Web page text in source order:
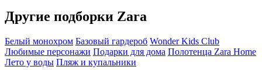
Другие подборки Zara
Белый монохром Базовый гардероб Wonder Kids Club
Любимые персонажи Подарки для дома Полотенца Zara Home
Лето у воды Пляж и купальники